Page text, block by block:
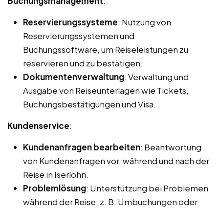
Reservierungssysteme: Nutzung von
Reservierungssystemen und
Buchungssoftware, um Reiseleistungen zu
reservieren und zu bestätigen.
Dokumentenverwaltung: Verwaltung und
Ausgabe von Reiseunterlagen wie Tickets,
Buchungsbestätigungen und Visa.
Kundenservice:
Kundenanfragen bearbeiten: Beantwortung
von Kundenanfragen vor, während und nach der
Reise in Iserlohn.
Problemlösung: Unterstützung bei Problemen
während der Reise, z. B. Umbuchungen oder